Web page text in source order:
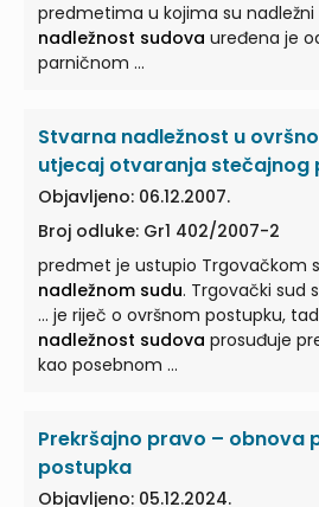
predmetima u kojima su nadležni
nadležnost sudova uređena je
parničnom ...
Stvarna nadležnost u
utjecaj otvaranja stečajnog
Objavljeno: 06.12.2007.
Broj odluke: Gr1 402/2007-2
predmet je ustupio Trgovačkom
nadležnom sudu. Trgovački sud
... je riječ o ovršnom postupku,
nadležnost sudova prosuđuje
kao posebnom ...
Prekršajno pravo – obnova
postupka
Objavljeno: 05.12.2024.